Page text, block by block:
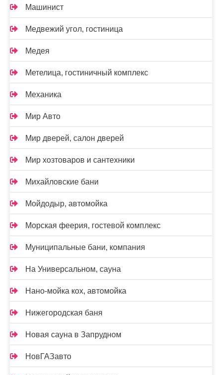
Машинист
Медвежий угол, гостиница
Медея
Метелица, гостиничный комплекс
Механика
Мир Авто
Мир дверей, салон дверей
Мир хозтоваров и сантехники
Михайловские бани
Мойдодыр, автомойка
Морская феерия, гостевой комплекс
Муниципальные бани, компания
На Универсальном, сауна
Нано-мойка кох, автомойка
Нижегородская баня
Новая сауна в Запрудном
НовГАЗавто